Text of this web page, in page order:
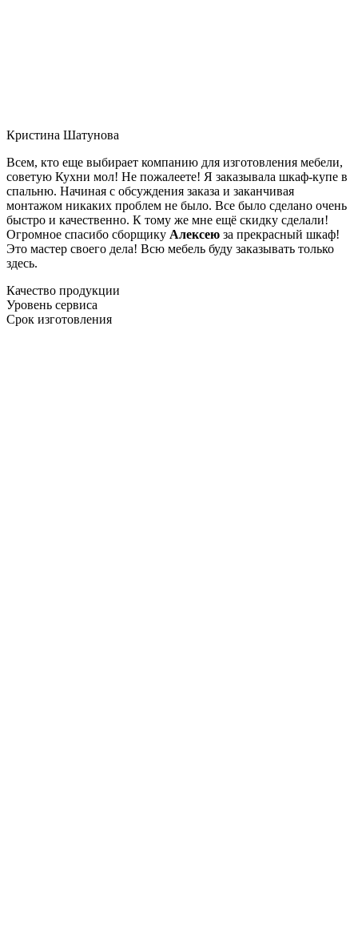
Кристина Шатунова
Всем, кто еще выбирает компанию для изготовления мебели,
советую Кухни мол! Не пожалеете! Я заказывала шкаф-купе в
спальню. Начиная с обсуждения заказа и заканчивая
монтажом никаких проблем не было. Все было сделано очень
быстро и качественно. К тому же мне ещё скидку сделали!
Огромное спасибо сборщику Алексею за прекрасный шкаф!
Это мастер своего дела! Всю мебель буду заказывать только
здесь.
Качество продукции
Уровень сервиса
Срок изготовления